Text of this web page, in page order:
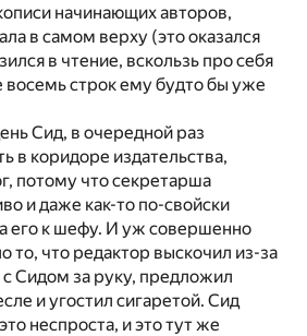
начинающих авторов,
в самом верху (это оказался
в чтение, вскользь про себя
строк ему будто бы уже
Сид, в очередной раз
в коридоре издательства,
потому что секретарша
и даже как-то по-свойски
его к шефу. И уж совершенно
что редактор выскочил из-за
с Сидом за руку, предложил
и угостил сигаретой. Сид
неспроста, и это тут же